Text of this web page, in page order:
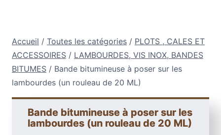
Accueil / Toutes les catégories / PLOTS , CALES ET
ACCESSOIRES / LAMBOURDES, VIS INOX, BANDES
BITUMES / Bande bitumineuse à poser sur les
lambourdes (un rouleau de 20 ML)
Bande bitumineuse à poser sur les
lambourdes (un rouleau de 20 ML)